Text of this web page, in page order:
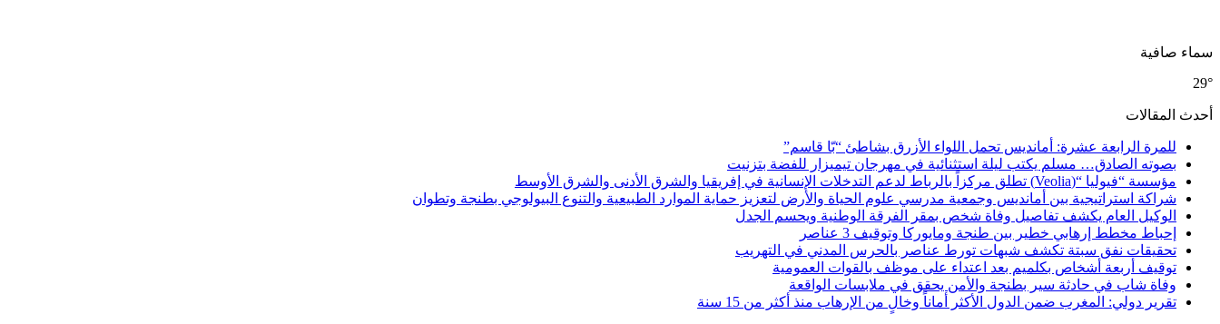
سماء صافية
29°
أحدث المقالات
للمرة الرابعة عشرة: أمانديس تحمل اللواء الأزرق بشاطئ “بّا قاسم”
بصوته الصادق… مسلم يكتب ليلة استثنائية في مهرجان تيميزار للفضة بتزنيت
مؤسسة “فيوليا “(Veolia) تطلق مركزاً بالرباط لدعم التدخلات الإنسانية في إفريقيا والشرق الأدنى والشرق الأوسط
شراكة استراتيجية بين أمانديس وجمعية مدرسي علوم الحياة والأرض لتعزيز حماية الموارد الطبيعية والتنوع البيولوجي بطنجة وتطوان
الوكيل العام يكشف تفاصيل وفاة شخص بمقر الفرقة الوطنية ويحسم الجدل
إحباط مخطط إرهابي خطير بين طنجة ومايوركا وتوقيف 3 عناصر
تحقيقات نفق سبتة تكشف شبهات تورط عناصر بالحرس المدني في التهريب
توقيف أربعة أشخاص بكلميم بعد اعتداء على موظف بالقوات العمومية
وفاة شاب في حادثة سير بطنجة والأمن يحقق في ملابسات الواقعة
تقرير دولي: المغرب ضمن الدول الأكثر أماناً وخالٍ من الإرهاب منذ أكثر من 15 سنة